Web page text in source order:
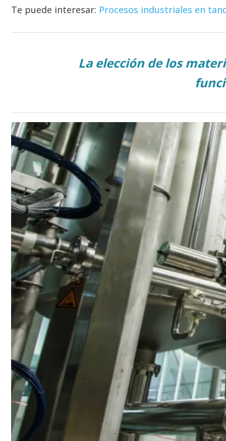
Te puede interesar: Procesos industriales en
La elección de los